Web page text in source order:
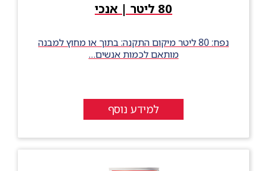
80 ליטר | אנכי
נפח: 80 ליטר מיקום התקנה: בתוך או מחוץ למבנה
מותאם לכמות אנשים…
למידע נוסף